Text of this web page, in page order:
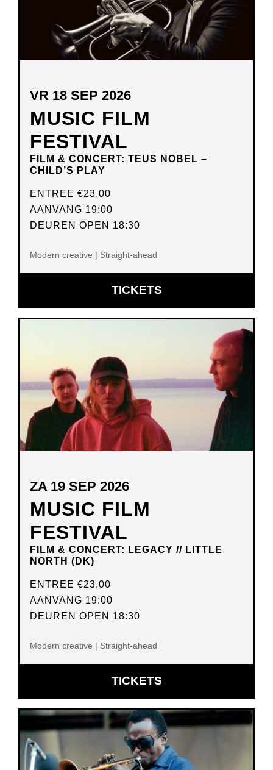
MUSIC FILM
FESTIVAL
FILM & CONCERT: TEUS NOBEL –
CHILD’S PLAY
VR 18 SEP 2026
ENTREE €23,00
AANVANG 19:00
DEUREN OPEN 18:30
Modern creative | Straight-ahead
TICKETSOPENT
IN
VENSTER
MUSIC FILM
FESTIVAL
FILM & CONCERT: LEGACY // LITTLE
NORTH (DK)
ZA 19 SEP 2026
ENTREE €23,00
AANVANG 19:00
DEUREN OPEN 18:30
Modern creative | Straight-ahead
TICKETSOPENT
IN
NIEUW
VENSTER